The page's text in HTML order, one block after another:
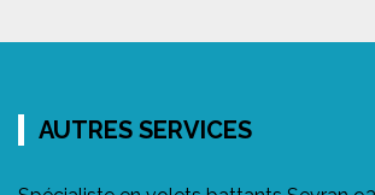
AUTRES SERVICES